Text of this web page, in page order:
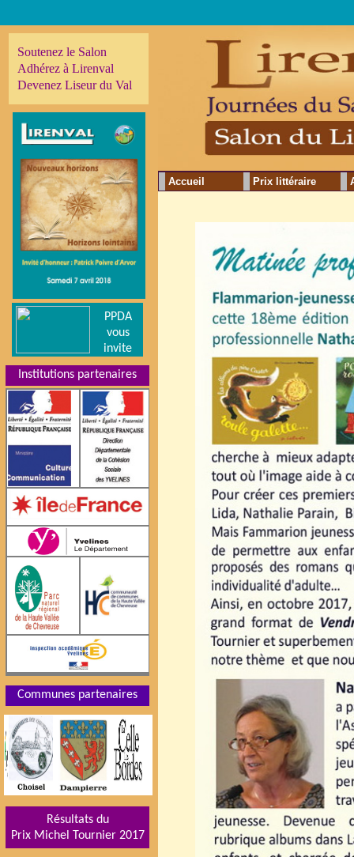
Accueil Prix littéraire
Soutenez le Salon
Adhérez à Lirenval
Devenez Liseur du Val
PPDA
vous
invite
Institutions partenaires
Communes partenaires
Résultats du
Prix Michel Tournier 2017